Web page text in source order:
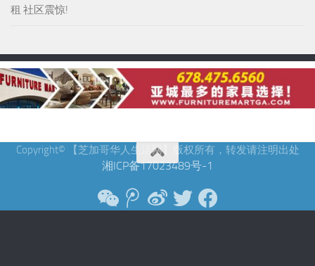
租 社区震惊!
Copyright© 【芝加哥华人生活网】版权所有，转发请注明出处
湘ICP备17023489号-1